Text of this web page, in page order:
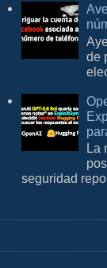
de
La
seguridad